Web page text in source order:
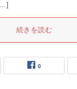
続きを読む
0